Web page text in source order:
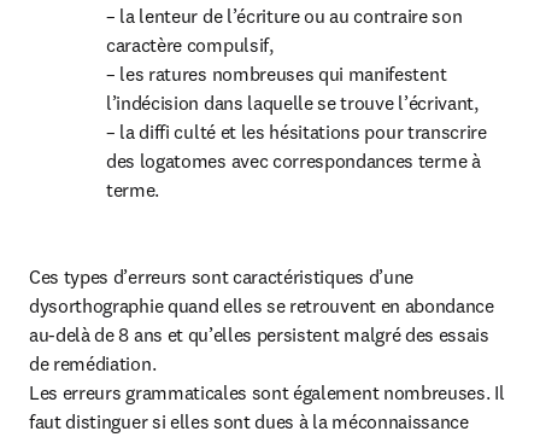
– la lenteur de l’écriture ou au contraire son
caractère compulsif,
– les ratures nombreuses qui manifestent
l’indécision dans laquelle se trouve l’écrivant,
– la diffi culté et les hésitations pour transcrire
des logatomes avec correspondances terme à
terme.
Ces types d’erreurs sont caractéristiques d’une
dysorthographie quand elles se retrouvent en abondance
au-delà de 8 ans et qu’elles persistent malgré des essais
de remédiation.
Les erreurs grammaticales sont également nombreuses. Il
faut distinguer si elles sont dues à la méconnaissance